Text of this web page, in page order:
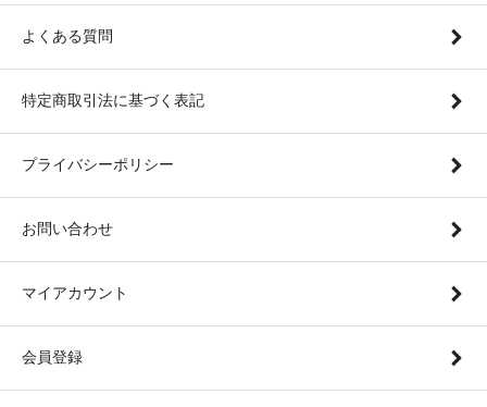
よくある質問
特定商取引法に基づく表記
プライバシーポリシー
お問い合わせ
マイアカウント
会員登録